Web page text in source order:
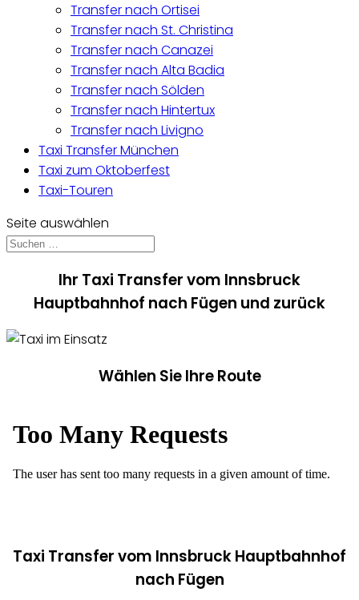
Transfer nach Ortisei
Transfer nach St. Christina
Transfer nach Canazei
Transfer nach Alta Badia
Transfer nach Sölden
Transfer nach Hintertux
Transfer nach Livigno
Taxi Transfer München
Taxi zum Oktoberfest
Taxi-Touren
Seite auswählen
Ihr Taxi Transfer vom Innsbruck
Hauptbahnhof nach Fügen und zurück
Wählen Sie Ihre Route
Taxi Transfer vom Innsbruck Hauptbahnhof
nach Fügen